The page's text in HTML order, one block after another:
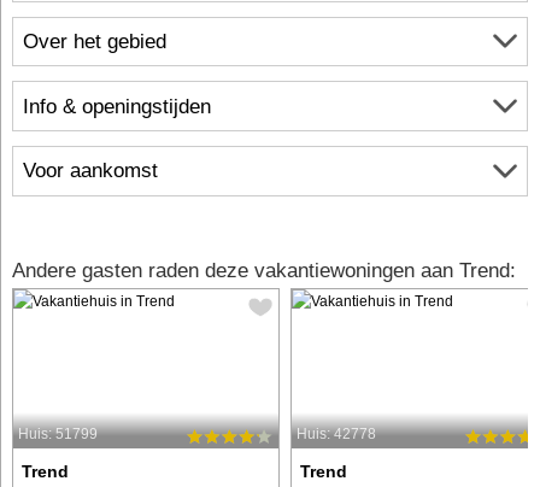
Over het gebied
Info & openingstijden
Voor aankomst
Andere gasten raden deze vakantiewoningen aan Trend:
Huis: 51799
Trend
Huis: 42778
Trend